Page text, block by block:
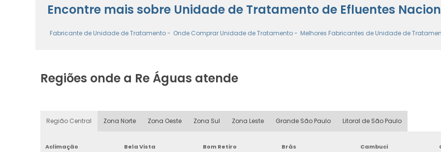
Encontre mais sobre Unidade de Tratamento de Efluentes
Fabricante de Unidade de Tratamento - Onde Comprar Unidade de Tratamento - Melhores Fabricantes de Unidade de
Regiões onde a Re Águas atende
Região Central Zona Norte Zona Oeste Zona Sul Zona Leste Grande São Paulo Litoral de São Paulo
Aclimação Bela Vista Bom Retiro Brás Cambuci